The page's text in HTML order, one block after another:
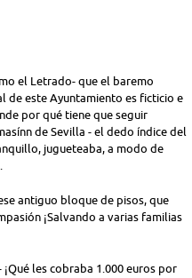
el Letrado- que el baremo
de este Ayuntamiento es ficticio e
por qué tiene que seguir
de Sevilla - el dedo índice del
jugueteaba, a modo de
antiguo bloque de pisos, que
¡Salvando a varias familias
les cobraba 1.000 euros por